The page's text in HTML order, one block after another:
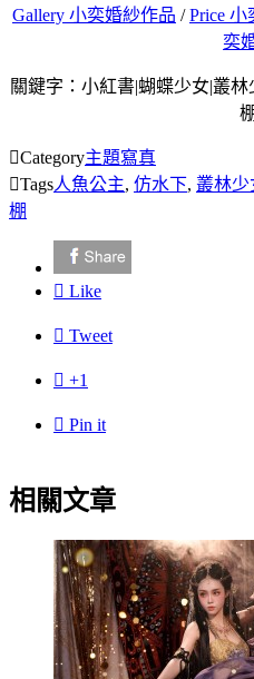
Gallery 小奕婚紗作品 /Price
奕
關鍵字：小紅書|蝴蝶少女|叢
Category主題寫真
Tags人魚公主, 仿水下, 叢林少
棚
 Like
 Tweet
 +1
 Pin it
相關文章